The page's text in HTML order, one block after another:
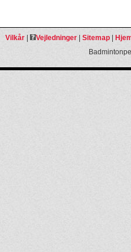
Vilkår| Vejledninger| Sitemap|